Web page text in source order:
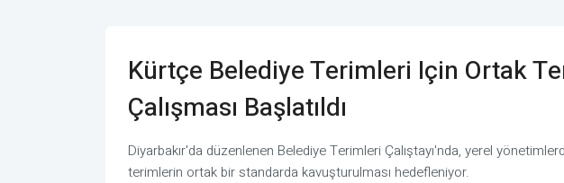
Kürtçe Belediye Terimleri Için Ortak
Çalışması Başlatıldı
Diyarbakır'da düzenlenen Belediye Terimleri Çalıştayı'nda, yerel
terimlerin ortak bir standarda kavuşturulması hedefleniyor.